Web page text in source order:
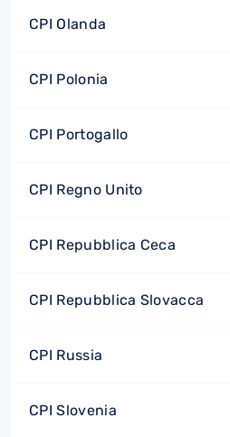
CPI Olanda
CPI Polonia
CPI Portogallo
CPI Regno Unito
CPI Repubblica Ceca
CPI Repubblica Slovacca
CPI Russia
CPI Slovenia